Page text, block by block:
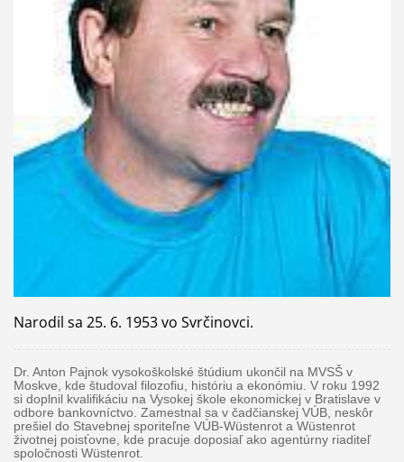
Narodil sa 25. 6. 1953 vo Svrčinovci.
Dr. Anton Pajnok vysokoškolské štúdium ukončil na MVSŠ v
Moskve, kde študoval filozofiu, históriu a ekonómiu. V roku 1992
si doplnil kvalifikáciu na Vysokej škole ekonomickej v Bratislave v
odbore bankovníctvo. Zamestnal sa v čadčianskej VÚB, neskôr
prešiel do Stavebnej sporiteľne VÚB-Wüstenrot a Wüstenrot
životnej poisťovne, kde pracuje doposiaľ ako agentúrny riaditeľ
spoločnosti Wüstenrot.